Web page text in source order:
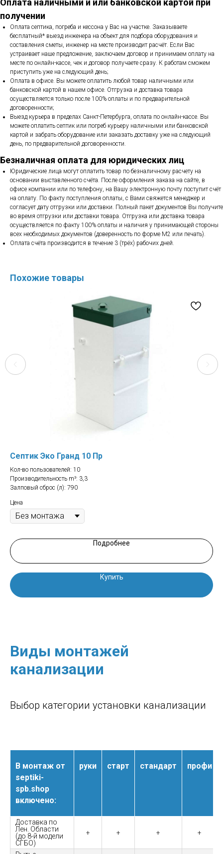
Оплата наличными и или банковской картой при
получении
Оплата септика, погреба и кессона у Вас на участке. Заказываете
бесплатный* выезд инженера на объект для подбора оборудования и
составления сметы, инженер на месте производит расчёт. Если Вас
устраивает наше предложение, заключаем договор и принимаем оплату на
месте по онлайн-кассе, чек и договор получаете сразу. К работам сможем
приступить уже на следующий день;
Оплата в офисе. Вы можете оплатить любой товар наличными или
банковской картой в нашем офисе. Отгрузка и доставка товара
осуществляется только после 100% оплаты и по предварительной
договоренности;
Выезд курьера в пределах Санкт-Петербурга, оплата по онлайн-кассе. Вы
можете оплатить септик или погреб курьеру наличными или банковской
картой и забрать оборудование или заказать доставку уже на следующий
день, по предварительной договоренности.
Безналичная оплата для юридических лиц
Юридические лица могут оплатить товар по безналичному расчету на
основании выставленного счёта. После оформления заказа на сайте, в
офисе компании или по телефону, на Вашу электронную почту поступит счёт
на оплату. По факту поступления оплаты, с Вами свяжется менеджер и
согласует дату отгрузки или доставки. Полный пакет документов Вы получите
во время отгрузки или доставки товара. Отгрузка или доставка товара
осуществляется по факту 100% оплаты и наличия у принимающей стороны
всех необходимых документов (доверенность по форме М2 или печать).
Оплата счёта производится в течение 3 (трёх) рабочих дней.
Похожие товары
Септик Эко Гранд 10 Пр
Кол-во пользователей: 10
Производительность m³: 3,3
Залповый сброс (л): 790
Цена
Подробнее
Купить
Виды монтажей
канализации
Выбор категории установки канализации
В монтаж от
septiki-
spb.shop
включено:
руки старт стандарт профи
Доставка по
Лен. Области
(до 8-й модели
СГБО)
+ + + +